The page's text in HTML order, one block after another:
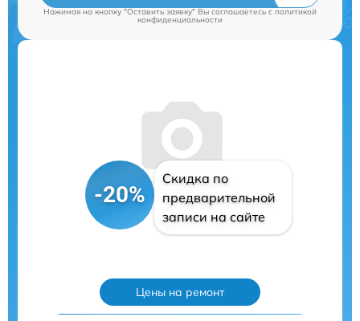
Нажимая на кнопку "Оставить заявку" Вы соглашаетесь c политикой
конфиденциальности
-20%
Скидка по
предварительной
записи на сайте
Цены на ремонт